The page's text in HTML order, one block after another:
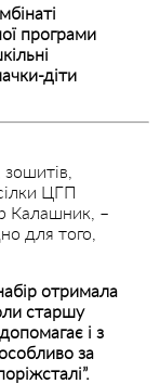
програми
діти
ЦГП
Калашник, –
для того,
отримала
старшу
і з
за